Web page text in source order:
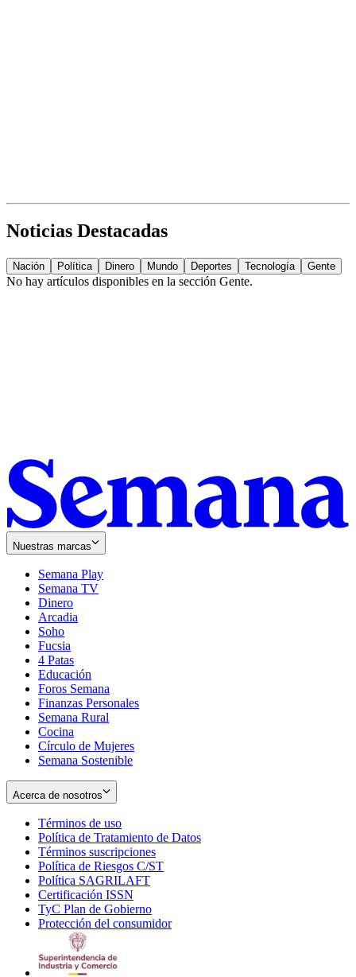
Noticias Destacadas
Nación Política Dinero Mundo Deportes Tecnología Gente
No hay artículos disponibles en la sección Gente.
Nuestras marcas
Semana Play
Semana TV
Dinero
Arcadia
Soho
in
new
window
Fucsia
in
new
window
4 Patas
Educación
Foros Semana
Finanzas Personales
Semana Rural
Cocina
Círculo de Mujeres
Semana Sostenible
Acerca de nosotros
Términos de uso
in
new
window
Política de Tratamiento de Datos
Términos suscripciones
in
Política de Riesgos C/ST
Política SAGRILAFT
new
window
Certificación ISSN
in
new
TyC Plan de Gobierno
in
Protección del consumidorOpens